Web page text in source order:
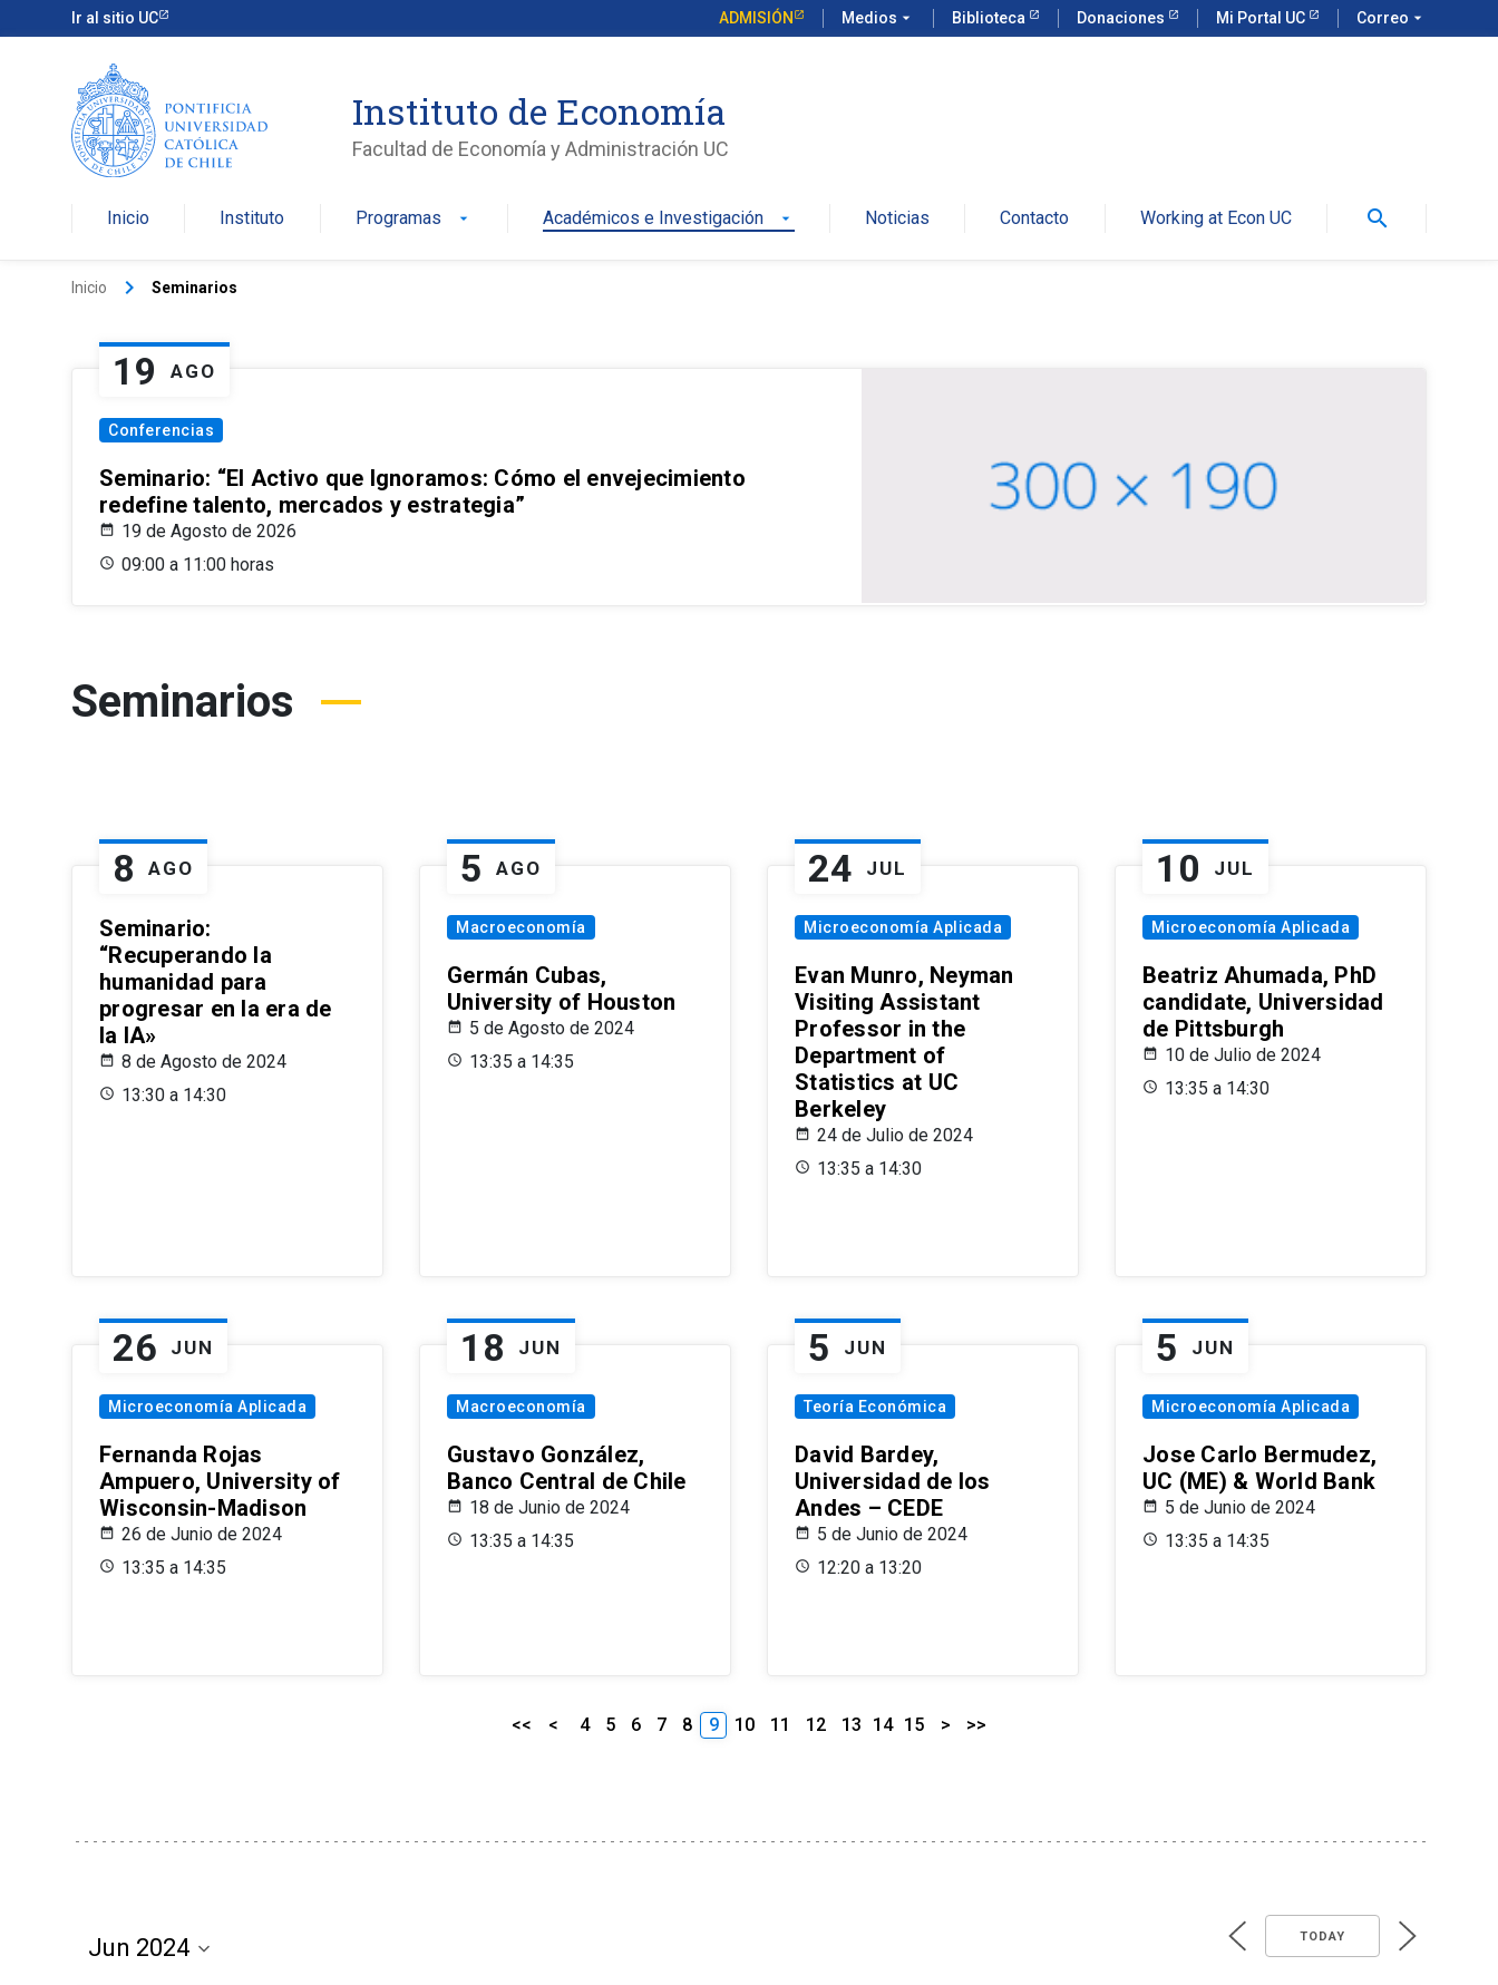
Ir al sitio UC ADMISIÓN Medios arrow_drop_down Biblioteca Donaciones Mi Portal UC Correo arrow_drop_down
Instituto de Economía
Facultad de Economía y Administración UC
Inicio Instituto Programas arrow_drop_down Académicos e Investigación arrow_drop_down Noticias Contacto Working at Econ UC search
Inicio keyboard_arrow_right Seminarios
19 AGO
Conferencias
Seminario: “El Activo que Ignoramos: Cómo el envejecimiento
redefine talento, mercados y estrategia”
19 de Agosto de 2026
09:00 a 11:00 horas
Seminarios
8 AGO
Seminario:
“Recuperando la
humanidad para
progresar en la era de
la IA»
8 de Agosto de 2024
13:30 a 14:30
5 AGO
Macroeconomía
Germán Cubas,
University of Houston
5 de Agosto de 2024
13:35 a 14:35
24 JUL
Microeconomía Aplicada
Evan Munro, Neyman
Visiting Assistant
Professor in the
Department of
Statistics at UC
Berkeley
24 de Julio de 2024
13:35 a 14:30
10 JUL
Microeconomía Aplicada
Beatriz Ahumada, PhD
candidate, Universidad
de Pittsburgh
10 de Julio de 2024
13:35 a 14:30
26 JUN
Microeconomía Aplicada
Fernanda Rojas
Ampuero, University of
Wisconsin-Madison
26 de Junio de 2024
13:35 a 14:35
18 JUN
Macroeconomía
Gustavo González,
Banco Central de Chile
18 de Junio de 2024
13:35 a 14:35
5 JUN
Teoría Económica
David Bardey,
Universidad de los
Andes – CEDE
5 de Junio de 2024
12:20 a 13:20
5 JUN
Microeconomía Aplicada
Jose Carlo Bermudez,
UC (ME) & World Bank
5 de Junio de 2024
13:35 a 14:35
<< < 4 5 6 7 8 9 10 11 12 13 14 15 > >>
TODAY